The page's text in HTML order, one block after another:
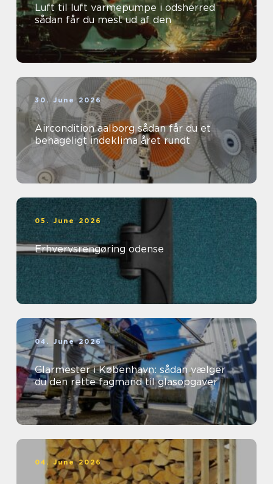
Luft til luft varmepumpe i odsherred
sådan får du mest ud af den
30. June 2026
Aircondition aalborg sådan får du et
behageligt indeklima året rundt
05. June 2026
Erhvervsrengøring odense
04. June 2026
Glarmester i København: sådan vælger
du den rette fagmand til glasopgaver
04. June 2026